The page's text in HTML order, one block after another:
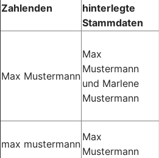
Zahlenden
hinterlegte
Stammdaten
Max Mustermann
Max
Mustermann
und Marlene
Mustermann
max mustermann
Max
Mustermann